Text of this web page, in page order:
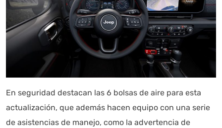
En seguridad destacan las 6 bolsas de aire para esta
actualización, que además hacen equipo con una serie
de asistencias de manejo, como la advertencia de